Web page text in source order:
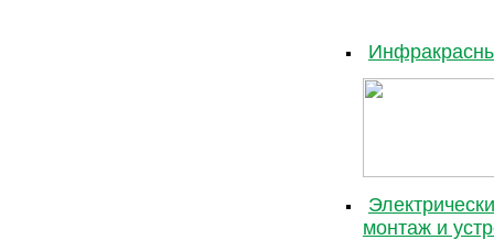
монтаж и